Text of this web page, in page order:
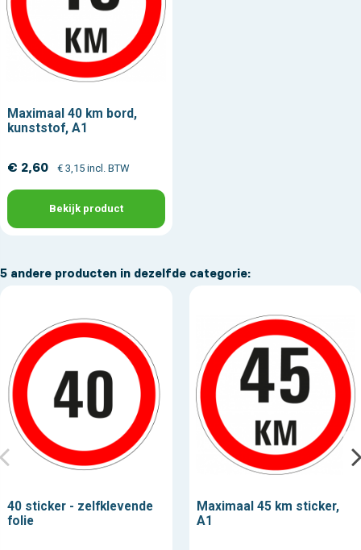
Maximaal 40 km bord,
kunststof, A1
€ 2,60 € 3,15 incl. BTW
Bekijk product
5 andere producten in dezelfde categorie:
40 sticker - zelfklevende
folie
Maximaal 45 km sticker,
A1